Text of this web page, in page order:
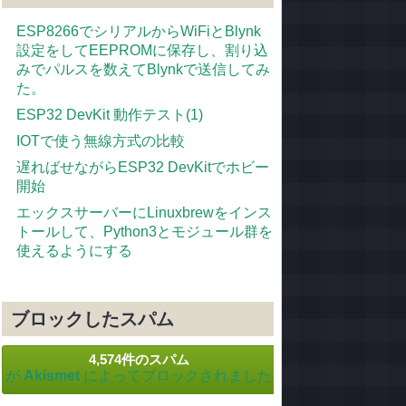
ESP8266でシリアルからWiFiとBlynk
設定をしてEEPROMに保存し、割り込
みでパルスを数えてBlynkで送信してみ
た。
ESP32 DevKit 動作テスト(1)
IOTで使う無線方式の比較
遅ればせながらESP32 DevKitでホビー
開始
エックスサーバーにLinuxbrewをインス
トールして、Python3とモジュール群を
使えるようにする
ブロックしたスパム
4,574件のスパム
が Akismet によってブロックされました